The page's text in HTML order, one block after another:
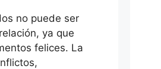
no puede ser
ya que
felices. La